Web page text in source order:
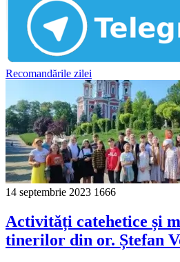
Recomandările zilei
14 septembrie 2023 1666
Activități catehetice și
tinerilor din or. Ștefan